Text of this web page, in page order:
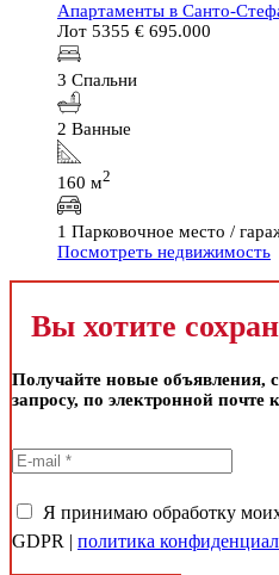
Апартаменты в Санто-
Лот 5355 € 695.000
3 Спальни
2 Ванные
160 м2
1 Парковочное место /
Посмотреть недвижимость
Вы хотите
Получайте новые объявления,
запросу, по электронной
Я принимаю обработку
GDPR | политика